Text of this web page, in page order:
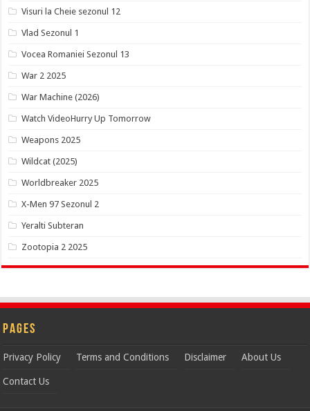
Visuri la Cheie sezonul 12
Vlad Sezonul 1
Vocea Romaniei Sezonul 13
War 2 2025
War Machine (2026)
Watch VideoHurry Up Tomorrow
Weapons 2025
Wildcat (2025)
Worldbreaker 2025
X-Men 97 Sezonul 2
Yeralti Subteran
Zootopia 2 2025
Pages
Privacy Policy Terms and Conditions Disclaimer About Us
Contact Us